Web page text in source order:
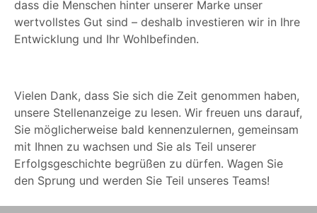
dass die Menschen hinter unserer Marke unser
wertvollstes Gut sind – deshalb investieren wir in Ihre
Entwicklung und Ihr Wohlbefinden.
Vielen Dank, dass Sie sich die Zeit genommen haben,
unsere Stellenanzeige zu lesen. Wir freuen uns darauf,
Sie möglicherweise bald kennenzulernen, gemeinsam
mit Ihnen zu wachsen und Sie als Teil unserer
Erfolgsgeschichte begrüßen zu dürfen. Wagen Sie
den Sprung und werden Sie Teil unseres Teams!